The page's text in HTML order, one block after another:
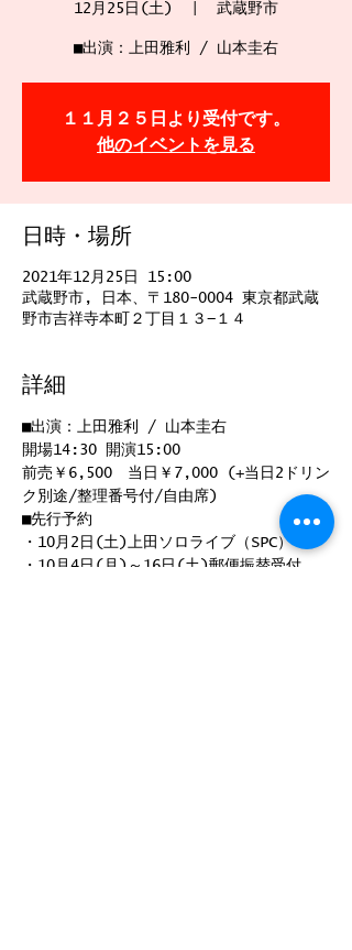
12月25日(土) 武蔵野市
■出演：上田雅利 / 山本圭右
１１月２５日より受付です。
他のイベントを見る
日時・場所
2021年12月25日 15:00
武蔵野市, 日本、〒180-0004 東京都武蔵
野市吉祥寺本町２丁目１３−１４
詳細
■出演：上田雅利 / 山本圭右
開場14:30 開演15:00
前売￥6,500　当日￥7,000 (+当日2ドリン
ク別途/整理番号付/自由席)
■先行予約
・10月2日(土)上田ソロライブ（SPC）
・10月4日(月)～16日(土)郵便振替受付